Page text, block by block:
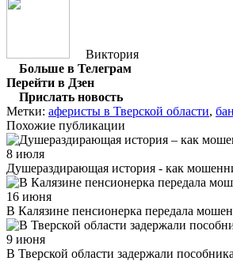
Виктория
Больше в Телеграм
Перейти в Дзен
Прислать новость
Метки: аферисты в Тверской области,
Похожие публикации
8 июля
Душераздирающая история - как
16 июня
В Калязине пенсионерка передала
9 июня
В Тверской области задержали